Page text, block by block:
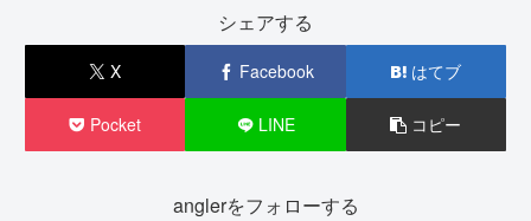
シェアする
X Facebook はてブ
Pocket LINE コピー
anglerをフォローする